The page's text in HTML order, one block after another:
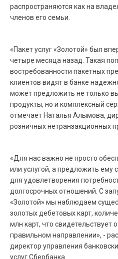
распространяются как на
членов его семьи.
«Пакет услуг «Золотой» был
четыре месяца назад. Такая
востребованности пакетных
клиентов видят в банке
может предложить не только
продукты, но и комплексный
отмечает Наталья Алымова,
розничных нетранзакционных
«Для нас важно не просто
или услугой, а предложить ему
для удовлетворения
долгосрочных отношений. С
«Золотой» мы наблюдаем
золотых дебетовых карт,
млн карт, что свидетельствует
правильном направлении», -
директор управления
услуг Сбербанка.